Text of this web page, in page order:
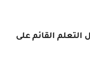
التعلم القائم على